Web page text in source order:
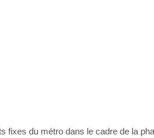
fixes du métro dans le cadre de la